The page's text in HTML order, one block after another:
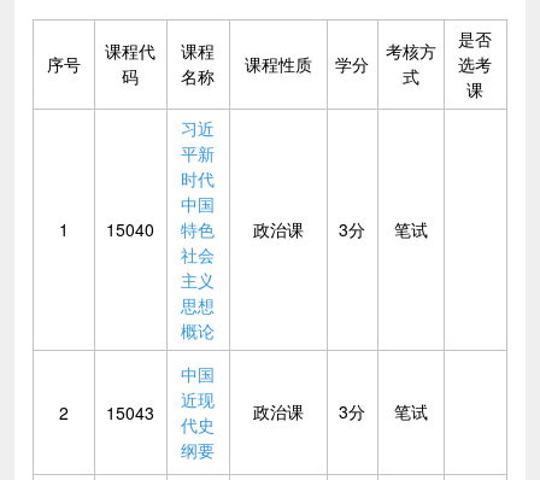
序号
课程代
码
课程
名称
课程性质 学分
考核方
式
是否
选考
课
1 15040
习近
平新
时代
中国
特色
社会
主义
思想
概论
政治课 3分 笔试
2 15043
中国
近现
代史
纲要
政治课 3分 笔试